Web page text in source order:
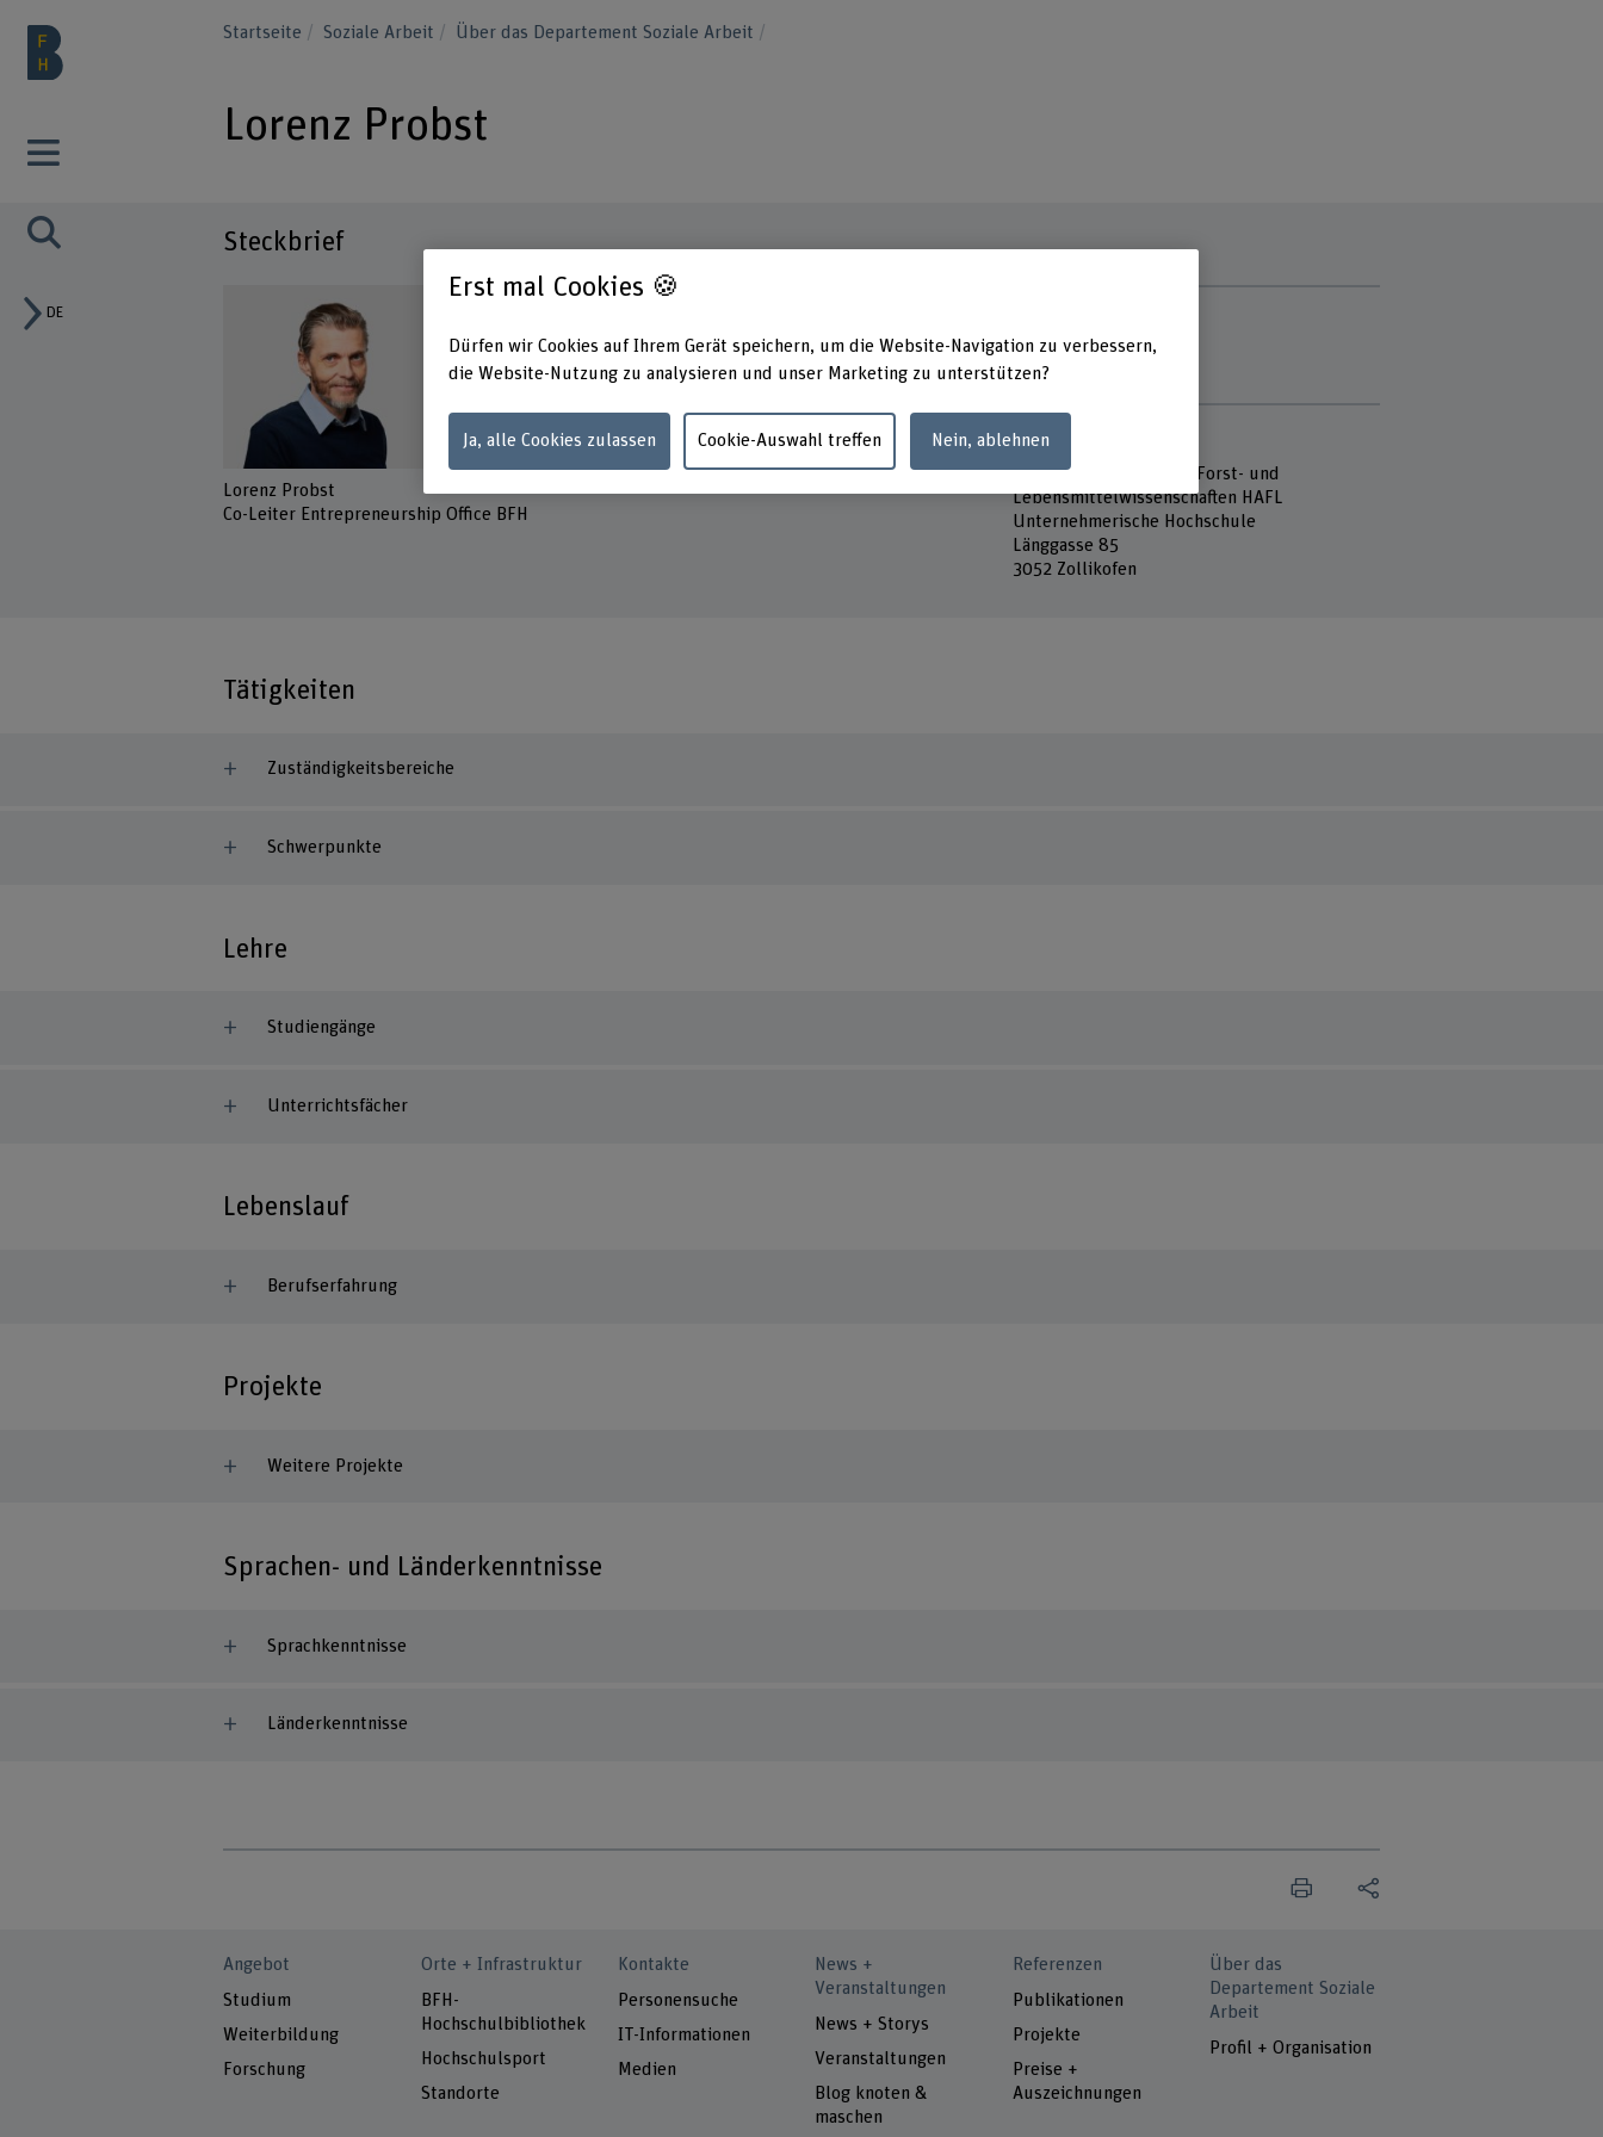
DE
Startseite Soziale Arbeit Über das Departement Soziale Arbeit
Lorenz Probst
Steckbrief
Lorenz Probst
Co-Leiter Entrepreneurship Office BFH
+41 31 910 21 33
E-Mail anzeigen
www.bfh.ch/de/lorenz-probst
Donnerstag
Freitag
Berner Fachhochschule
Hochschule für Agrar-, Forst- und
Lebensmittelwissenschaften HAFL
Unternehmerische Hochschule
Länggasse 85
3052 Zollikofen
Tätigkeiten
Zuständigkeitsbereiche
Schwerpunkte
Lehre
Studiengänge
Unterrichtsfächer
Lebenslauf
Berufserfahrung
Projekte
Weitere Projekte
Sprachen- und Länderkenntnisse
Sprachkenntnisse
Länderkenntnisse
Angebot
Studium
Weiterbildung
Forschung
Orte + Infrastruktur
BFH-
Hochschulbibliothek
Hochschulsport
Standorte
Kontakte
Personensuche
IT-Informationen
Medien
News +
Veranstaltungen
News + Storys
Veranstaltungen
Blog knoten &
maschen
Referenzen
Publikationen
Projekte
Preise +
Auszeichnungen
Über das
Departement Soziale
Arbeit
Profil + Organisation
Erst mal Cookies 🍪
Dürfen wir Cookies auf Ihrem Gerät speichern, um die Website-Navigation zu verbessern,
die Website-Nutzung zu analysieren und unser Marketing zu unterstützen?
Ja, alle Cookies zulassen Cookie-Auswahl treffen Nein, ablehnen